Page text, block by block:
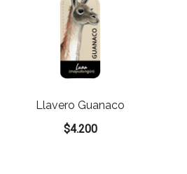
Llavero Guanaco
$4.200